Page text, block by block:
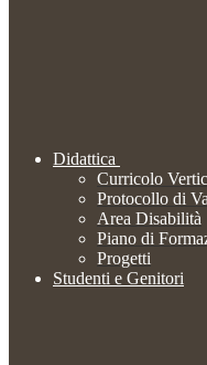
Didattica
Curricolo
Protocollo di
Area Disabilità
Piano di
Progetti
Studenti e Genitori